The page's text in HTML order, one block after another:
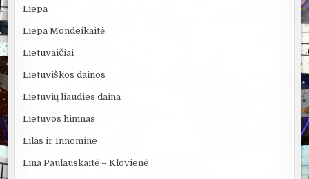
Liepa
Liepa Mondeikaitė
Lietuvaičiai
Lietuviškos dainos
Lietuvių liaudies daina
Lietuvos himnas
Lilas ir Innomine
Lina Paulauskaitė – Klovienė